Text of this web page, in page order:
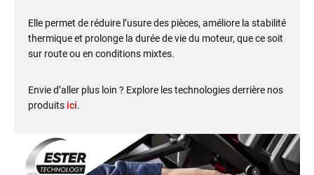
Elle permet de réduire l’usure des pièces, améliore la stabilité
thermique et prolonge la durée de vie du moteur, que ce soit
sur route ou en conditions mixtes.
Envie d’aller plus loin ? Explore les technologies derrière nos
produits ici.